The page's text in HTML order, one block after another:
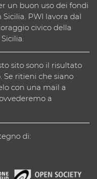
un buon uso dei fondi
PWI lavora dal
civico della
sito sono il risultato
Se ritieni che siano
con una mail a
a
di: